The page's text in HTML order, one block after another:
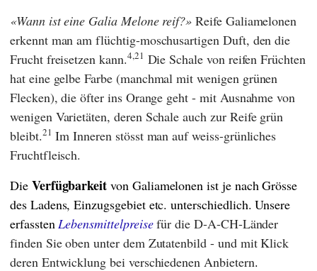
Wann ist eine Galia Melone reif? Reife Galiamelonen
erkennt man am flüchtig-moschusartigen Duft, den die
Frucht freisetzen kann.4,21 Die Schale von reifen Früchten
hat eine gelbe Farbe (manchmal mit wenigen grünen
Flecken), die öfter ins Orange geht - mit Ausnahme von
wenigen Varietäten, deren Schale auch zur Reife grün
bleibt.21 Im Inneren stösst man auf weiss-grünliches
Fruchtfleisch.
Die Verfügbarkeitvon Galiamelonen ist je nach Grösse
des Ladens, Einzugsgebiet etc. unterschiedlich. Unsere
erfassten Lebensmittelpreise für die D-A-CH-Länder
finden Sie oben unter dem Zutatenbild - und mit Klick
deren Entwicklung bei verschiedenen Anbietern.